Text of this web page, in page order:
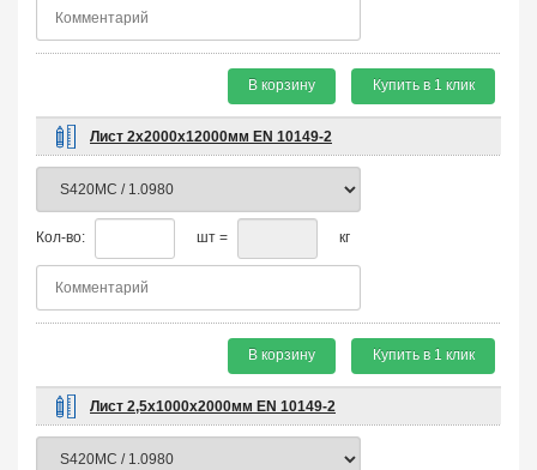
В корзину Купить в 1 клик
Лист 2х2000х12000мм EN 10149-2
Кол-во: шт = кг
В корзину Купить в 1 клик
Лист 2,5х1000х2000мм EN 10149-2